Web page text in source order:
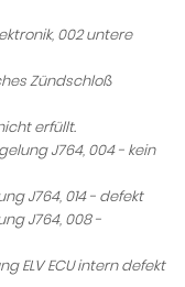
002 untere
Zündschloß
erfüllt.
J764, 004 - kein
J764, 014 - defekt
J764, 008 -
ELV ECU intern defekt